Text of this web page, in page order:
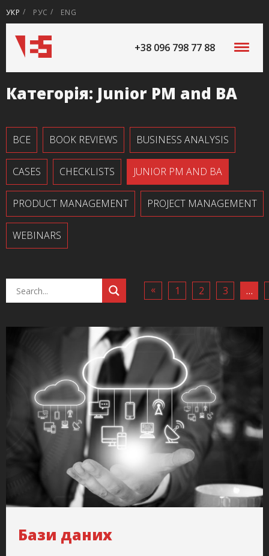
УКР РУС ENG
+38 096 798 77 88
Категорія: Junior PM and BA
ВСЕ BOOK REVIEWS BUSINESS ANALYSIS
CASES CHECKLISTS JUNIOR PM AND BA
PRODUCT MANAGEMENT PROJECT MANAGEMENT
WEBINARS
« 1 2 3 …
Бази даних